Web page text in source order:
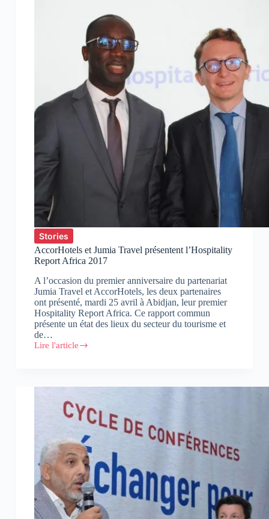
Stories
AccorHotels et Jumia Travel présentent l’Hospitality
Report Africa 2017
A l’occasion du premier anniversaire du partenariat
Jumia Travel et AccorHotels, les deux partenaires
ont présenté, mardi 25 avril à Abidjan, leur premier
Hospitality Report Africa. Ce rapport commun
présente un état des lieux du secteur du tourisme et
de…
Lire l'article
AccorHotels
l’Hospitality